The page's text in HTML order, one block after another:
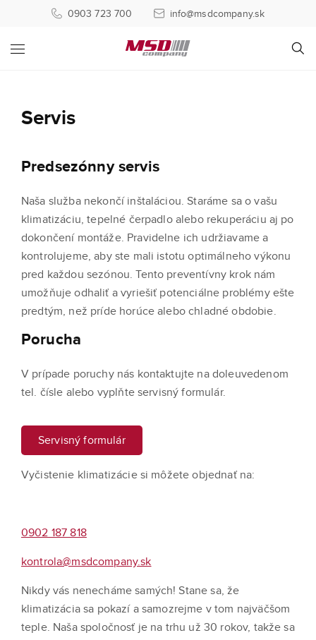
0903 723 700 info@msdcompany.sk
Servis
Predsezónny servis
Naša služba nekončí inštaláciou. Staráme sa o vašu
klimatizáciu, tepelné čerpadlo alebo rekuperáciu aj po
dokončení montáže. Pravidelne ich udržiavame a
kontrolujeme, aby ste mali istotu optimálneho výkonu
pred každou sezónou. Tento preventívny krok nám
umožňuje odhaliť a vyriešiť potenciálne problémy ešte
predtým, než príde horúce alebo chladné obdobie.
Porucha
V prípade poruchy nás kontaktujte na doleuvedenom
tel. čísle alebo vyplňte servisný formulár.
Servisný formulár
Vyčistenie klimatizácie si môžete objednať na:
0902 187 818
kontrola@msdcompany.sk
Nikdy vás nenecháme samých! Stane sa, že
klimatizácia sa pokazí a samozrejme v tom najväčšom
teple. Naša spoločnosť je na trhu už 30 rokov, takže sa